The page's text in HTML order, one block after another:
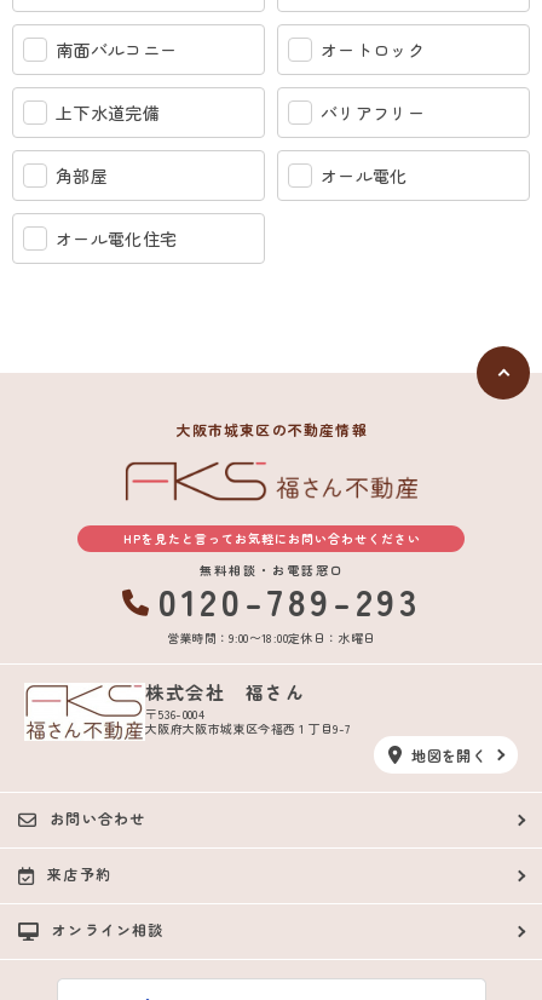
南面バルコニー オートロック
上下水道完備 バリアフリー
角部屋 オール電化
オール電化住宅
大阪市城東区の不動産情報
HPを見たと言ってお気軽にお問い合わせください
無料相談・お電話窓口
0120-789-293
営業時間：9:00〜18:00定休日：水曜日
株式会社 福さん
〒536-0004
大阪府大阪市城東区今福西１丁目9-7
地図を開く
お問い合わせ
来店予約
オンライン相談